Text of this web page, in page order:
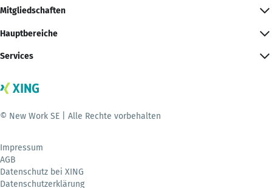
Mitgliedschaften
Hauptbereiche
Services
© New Work SE | Alle Rechte vorbehalten
Impressum
AGB
Datenschutz bei XING
Datenschutzerklärung